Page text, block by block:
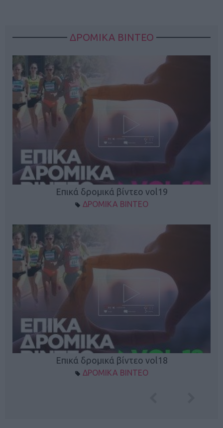
ΔΡΟΜΙΚΑ ΒΙΝΤΕΟ
Επικά δρομικά βίντεο vol19
ΔΡΟΜΙΚΑ ΒΙΝΤΕΟ
Επικά δρομικά βίντεο vol18
ΔΡΟΜΙΚΑ ΒΙΝΤΕΟ